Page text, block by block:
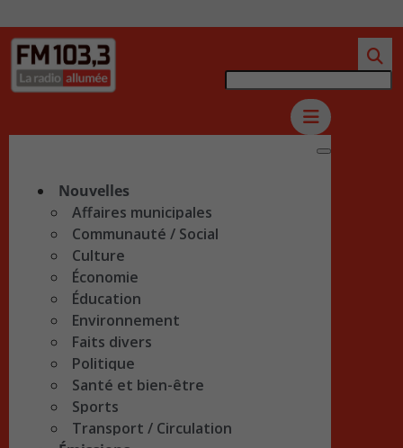
Nouvelles
Affaires municipales
Communauté / Social
Culture
Économie
Éducation
Environnement
Faits divers
Politique
Santé et bien-être
Sports
Transport / Circulation